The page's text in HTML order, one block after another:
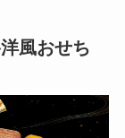
風おせち